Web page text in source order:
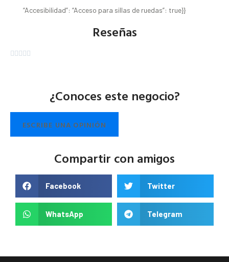
“Accesibilidad”: “Acceso para sillas de ruedas”: true}}
Reseñas
    
¿Conoces este negocio?
ESCRIBE UNA OPINIÓN
Compartir con amigos
Facebook Twitter
WhatsApp Telegram